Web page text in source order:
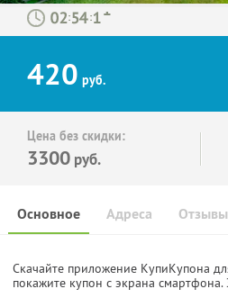
: :
420 руб.
Цена без скидки:
3300 руб.
Основное Отзывы
Адреса
Скачайте приложение КупиКупона
покажите купон с экрана смартфона.